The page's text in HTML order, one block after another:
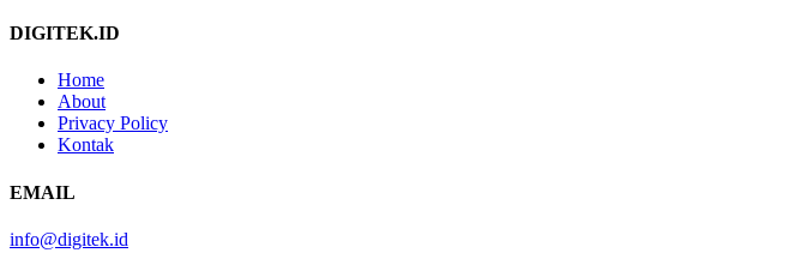
DIGITEK.ID
Home
About
Privacy Policy
Kontak
EMAIL
info@digitek.id